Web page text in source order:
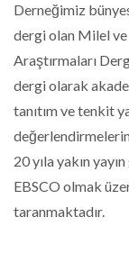
Derneğimiz
dergi olan Milel
Araştırmaları
dergi olarak
tanıtım ve tenkit
20 yıla yakın
EBSCO olmak
taranmaktadır.